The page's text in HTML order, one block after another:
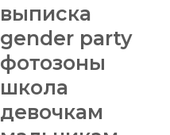
выписка
gender party
фотозоны
школа
девочкам